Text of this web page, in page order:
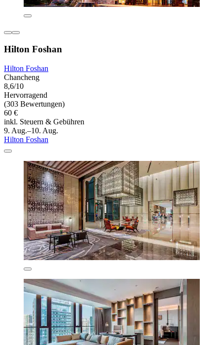
Hilton Foshan
Hilton Foshan
Chancheng
8,6/10
Hervorragend
(303 Bewertungen)
60 €
inkl. Steuern & Gebühren
9. Aug.–10. Aug.
Hilton Foshan